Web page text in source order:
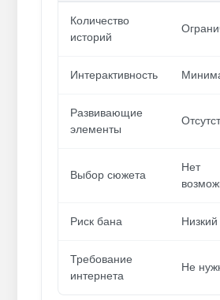
Количество
историй
Интерактивность
Развивающие
элементы
Выбор сюжета
Нет
Риск бана Низкий
Требование
интернета
Не